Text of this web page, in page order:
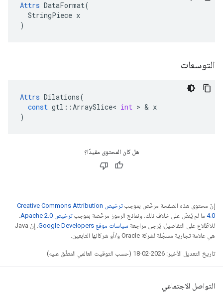
Attrs DataFormat(
  StringPiece x
)
التوسعات
Attrs Dilations(
const gtl ::ArraySlice< int > & x
)
هل كان المحتوى مفيدًا؟
إنّ محتوى هذه الصفحة مرخّص بموجب
ترخيص Creative Commons Attribution
4.0‏ ما لم يُنصّ على خلاف ذلك، ونماذج الرموز مرخّصة بموجبترخيص Apache 2.0‏
.
للاطّلاع على التفاصيل، يُرجى مراجعة سياسات موقع Google Developers‏
. إنّ Java
هي علامة تجارية مسجَّلة لشركة Oracle و/أو شركائها التابعين.
تاريخ التعديل الأخير: 2026-02-18 (حسب التوقيت العالمي المتفَّق عليه)
التواصل الاجتماعي